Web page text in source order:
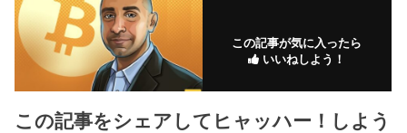
この記事が気に入ったら
いいねしよう！
この記事をシェアしてヒャッハー！しよう